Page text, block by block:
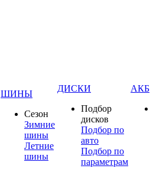
ШИНЫ
Сезон
Зимние
шины
Летние
шины
ДИСКИ
Подбор
дисков
Подбор по
авто
Подбор по
параметрам
АКБ